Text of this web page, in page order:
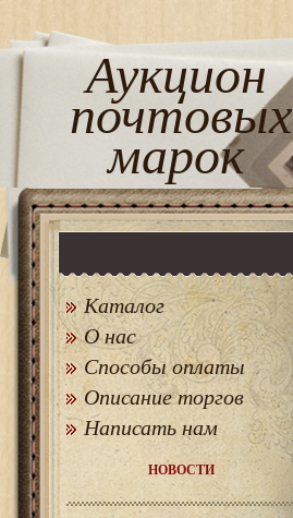
Аукцион
почтовых
марок
Каталог
О нас
Способы оплаты
Описание торгов
Написать нам
НОВОСТИ